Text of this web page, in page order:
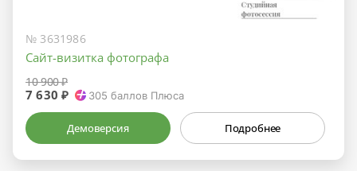
№ 3631986
Сайт-визитка фотографа
10 900 ₽
7 630 ₽ 305 баллов Плюса
Демоверсия Подробнее